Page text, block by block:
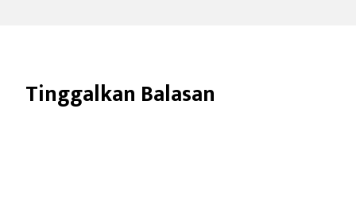
Tinggalkan Balasan